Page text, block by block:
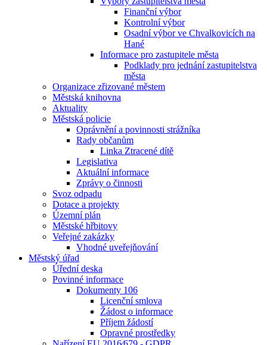
Finanční výbor
Kontrolní výbor
Osadní výbor ve Chvalkovicích na
Hané
Informace pro zastupitele města
Podklady pro jednání zastupitelstva
města
Organizace zřizované městem
Městská knihovna
Aktuality
Městská policie
Oprávnění a povinnosti strážníka
Rady občanům
Linka Ztracené dítě
Legislativa
Aktuální informace
Zprávy o činnosti
Svoz odpadu
Dotace a projekty
Územní plán
Městské hřbitovy
Veřejné zakázky
Vhodné uveřejňování
Městský úřad
Úřední deska
Povinné informace
Dokumenty 106
Licenční smlova
Žádost o informace
Příjem žádostí
Opravné prostředky